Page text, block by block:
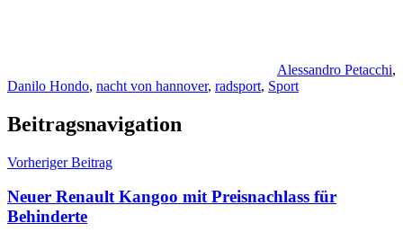
Alessandro Petacchi,
Danilo Hondo, nacht von hannover, radsport, Sport
Beitragsnavigation
Vorheriger Beitrag
Neuer Renault Kangoo mit Preisnachlass für
Behinderte